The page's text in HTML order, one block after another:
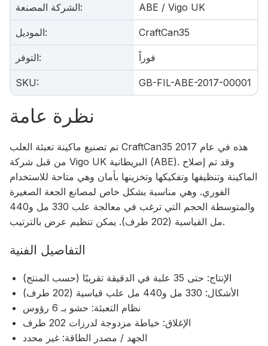
الشركة المصنعة: ABE / Vigo UK
الموديل: CraftCan35
التوفر: فوراً
SKU: GB-FIL-ABE-2017-00001
نظرة عامة
تم تصنيع ماكينة تعبئة العلب CraftCan35 هذه في عام 2017
من قبل شركة Vigo UK البريطانية (ABE). وقد تم إصلاح
الماكينة وتنظيفها وتفكيكها وتخزينها بأمان وهي متاحة للاستخدام
الفوري. وهي مناسبة بشكل خاص لمصانع الجعة الصغيرة
والمتوسطة الحجم التي ترغب في معالجة علب 330 مل و440
مل القياسية (202 طرف). يمكن تنظيم عرض بالترتيب.
التفاصيل الفنية
الإنتاج: حتى 35 علبة في الدقيقة تقريبًا (حسب المنتج)
الأشكال: 330 مل و440 مل علب قياسية (202 طرف)
نظام التعبئة: حشو بـ 6 رؤوس
الإغلاق: خياطة مزدوجة لدرزات 202 طرف
الجهد / مصدر الطاقة: غير محدد